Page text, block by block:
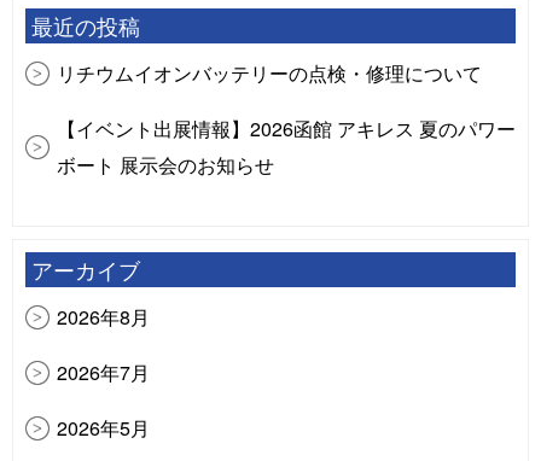
最近の投稿
リチウムイオンバッテリーの点検・修理について
【イベント出展情報】2026函館 アキレス 夏のパワー
ボート 展示会のお知らせ
大郷屋（長浜港）
【イベント出展情報】FRPボート＆ボートカスタム
示・試乗イベント（スズキマリン主催）（ご来場あ
アーカイブ
2026年8月
2026年7月
2026年5月